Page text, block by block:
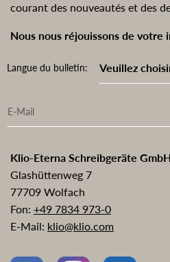
courant des nouveautés et des
Nous nous réjouissons de
Langue du bulletin:
Klio-Eterna Schreibgeräte
Glashüttenweg 7
77709 Wolfach
Fon: +49 7834 973-0
E-Mail: klio@klio.com